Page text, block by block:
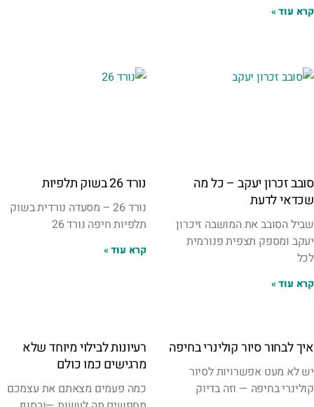
קרא עוד »
סובב זכרון יעקב – כל מה
שכדאי לדעת
שביל הסובב את המושבה זיכרון
יעקב ומספק תצפית פנורמית
לכל
קרא עוד »
נורד 26 בשוק תלפיות
נורד 26 – מסעדה נורדית בשוק
תלפיות חיפה נורד 26
קרא עוד »
איך לבחור סיור קולינרי בחיפה
יש לא מעט אפשרויות לסיור
קולינרי בחיפה — וזה בדיוק
רעיונות לבילוי מיוחד שלא
מרגישים כמו כולם
כמה פעמים מצאתם את עצמכם